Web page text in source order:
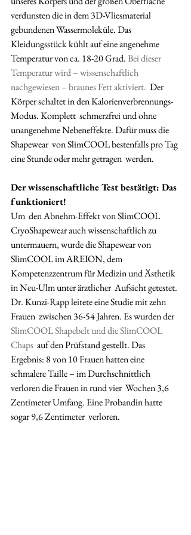
verdunsten die in dem 3D-Vliesmaterial
gebundenen Wassermoleküle. Das
Kleidungsstück kühlt auf eine angenehme
Temperatur von ca. 18-20 Grad. Bei dieser
Temperatur wird – wissenschaftlich
nachgewiesen – braunes Fett aktiviert.
  Der
Körper schaltet in den Kalorienverbrennungs-
Modus. Komplett  schmerzfrei und ohne
unangenehme Nebeneffekte. Dafür muss die
Shapewear  von SlimCOOL bestenfalls pro Tag
eine Stunde oder mehr getragen  werden.
Der wissenschaftliche Test bestätigt: Das
funktioniert!
Um  den Abnehm-Effekt von SlimCOOL
CryoShapewear auch wissenschaftlich zu
untermauern, wurde die Shapewear von
SlimCOOL im AREION, dem
Kompetenzzentrum für Medizin und Ästhetik
in Neu-Ulm unter ärztlicher  Aufsicht getestet.
Dr. Kunzi-Rapp leitete eine Studie mit zehn
Frauen  zwischen 36-54 Jahren. Es wurden der
SlimCOOL Shapebelt und die SlimCOOL
Chaps
  auf den Prüfstand gestellt. Das
Ergebnis: 8 von 10 Frauen hatten eine
schmalere Taille – im Durchschnittlich
verloren die Frauen in rund vier  Wochen 3,6
Zentimeter Umfang. Eine Probandin hatte
sogar 9,6 Zentimeter  verloren.